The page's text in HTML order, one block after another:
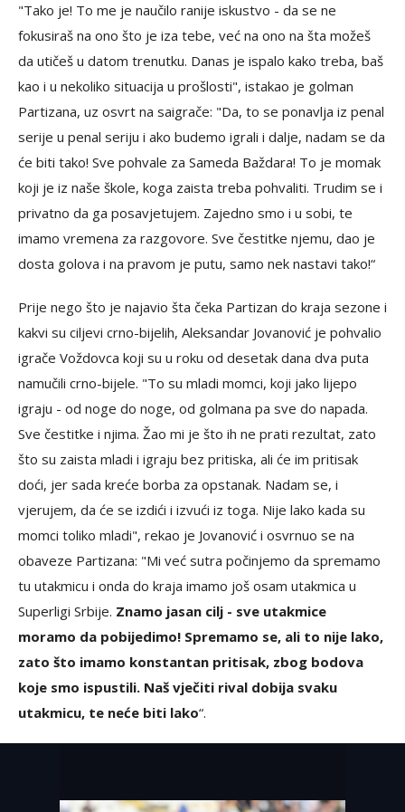
"Tako je! To me je naučilo ranije iskustvo - da se ne
fokusiraš na ono što je iza tebe, već na ono na šta možeš
da utičeš u datom trenutku. Danas je ispalo kako treba, baš
kao i u nekoliko situacija u prošlosti", istakao je golman
Partizana, uz osvrt na saigrače: "Da, to se ponavlja iz penal
serije u penal seriju i ako budemo igrali i dalje, nadam se da
će biti tako! Sve pohvale za Sameda Baždara! To je momak
koji je iz naše škole, koga zaista treba pohvaliti. Trudim se i
privatno da ga posavjetujem. Zajedno smo i u sobi, te
imamo vremena za razgovore. Sve čestitke njemu, dao je
dosta golova i na pravom je putu, samo nek nastavi tako!“
Prije nego što je najavio šta čeka Partizan do kraja sezone i
kakvi su ciljevi crno-bijelih, Aleksandar Jovanović je pohvalio
igrače Voždovca koji su u roku od desetak dana dva puta
namučili crno-bijele. "To su mladi momci, koji jako lijepo
igraju - od noge do noge, od golmana pa sve do napada.
Sve čestitke i njima. Žao mi je što ih ne prati rezultat, zato
što su zaista mladi i igraju bez pritiska, ali će im pritisak
doći, jer sada kreće borba za opstanak. Nadam se, i
vjerujem, da će se izdići i izvući iz toga. Nije lako kada su
momci toliko mladi", rekao je Jovanović i osvrnuo se na
obaveze Partizana: "Mi već sutra počinjemo da spremamo
tu utakmicu i onda do kraja imamo još osam utakmica u
Superligi Srbije. Znamo jasan cilj - sve utakmice
moramo da pobijedimo! Spremamo se, ali to nije lako,
zato što imamo konstantan pritisak, zbog bodova
koje smo ispustili. Naš vječiti rival dobija svaku
utakmicu, te neće biti lako“.